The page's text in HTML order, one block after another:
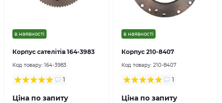
в наявності
Корпус сателітів 164-3983
Код товару: 164-3983
1
Ціна по запиту
в наявності
Корпус 210-8407
Код товару: 210-8407
1
Ціна по запиту